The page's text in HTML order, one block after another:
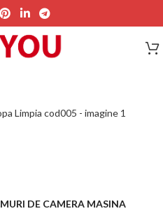
DE CAMERA MASINA